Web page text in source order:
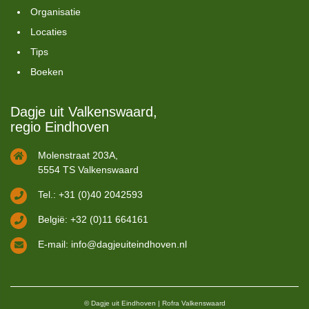
Organisatie
Locaties
Tips
Boeken
Dagje uit Valkenswaard,
regio Eindhoven
Molenstraat 203A,
5554 TS Valkenswaard
Tel.: +31 (0)40 2042593
België: +32 (0)11 664161
E-mail: info@dagjeuiteindhoven.nl
© Dagje uit Eindhoven | Rofra Valkenswaard